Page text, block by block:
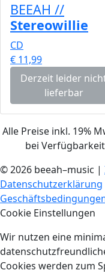
BEEAH //
Stereowillie
CD
€ 11,99
Derzeit leider
lieferbar
Alle Preise inkl. 19%
bei
© 2026 beeah–music |
Datenschutzerklärung
Cookie Einstellungen
Wir nutzen eine
Cookies werden zum